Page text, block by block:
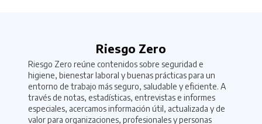
Riesgo Zero
Riesgo Zero reúne contenidos sobre seguridad e
higiene, bienestar laboral y buenas prácticas para un
entorno de trabajo más seguro, saludable y eficiente. A
través de notas, estadísticas, entrevistas e informes
especiales, acercamos información útil, actualizada y de
valor para organizaciones, profesionales y personas